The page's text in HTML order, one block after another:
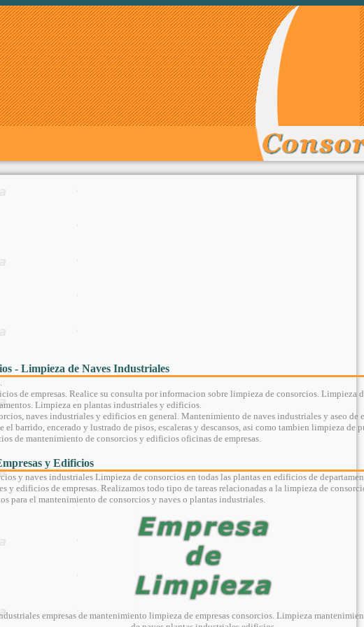
- Limpieza de Naves Industriales
de empresas. Realice su consulta por informacion sobre limpieza de consorcios. Limpieza
Limpieza en plantas industriales y edificios.
naves industriales y edificios en general. Mantenimiento de naves industriales y aseo de
barrido, encerado y lustrado de pisos, escaleras y descansos, asi como tambien limpieza de
de mantenimiento de consorcios y edificios oficinas de empresas.
y Edificios
y naves industriales Limpieza de consorcios en todas las plantas en edificios de
y edificios de empresas. Realizamos todo tipo de tareas relacionadas a la limpieza de
para el mantenimiento de consorcios y naves o plantas industriales.
empresas de mantenimiento limpieza de empresas consorcios. Limpieza